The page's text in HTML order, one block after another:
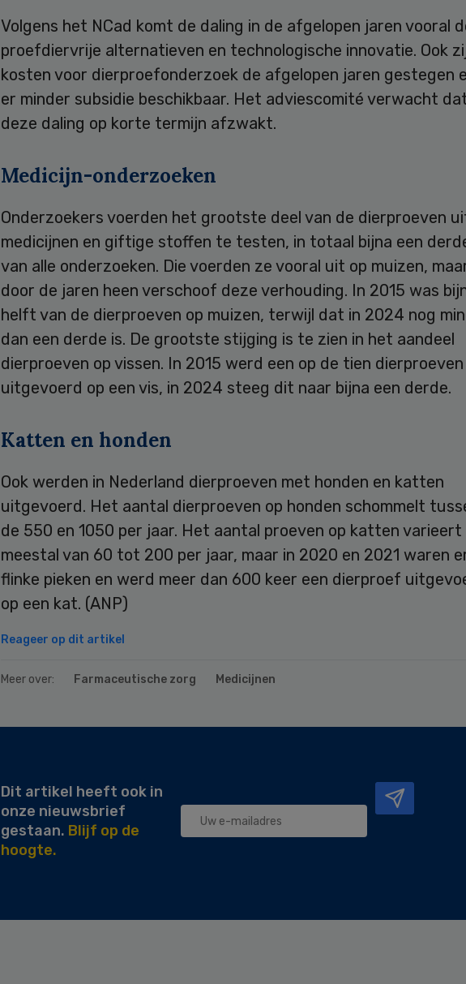
Volgens het NCad komt de daling in de afgelopen jaren vooral
proefdiervrije alternatieven en technologische innovatie. Ook
kosten voor dierproefonderzoek de afgelopen jaren gestegen
er minder subsidie beschikbaar. Het adviescomité verwacht
deze daling op korte termijn afzwakt.
Medicijn-onderzoeken
Onderzoekers voerden het grootste deel van de dierproeven
medicijnen en giftige stoffen te testen, in totaal bijna een
van alle onderzoeken. Die voerden ze vooral uit op muizen,
door de jaren heen verschoof deze verhouding. In 2015 was
helft van de dierproeven op muizen, terwijl dat in 2024 nog
dan een derde is. De grootste stijging is te zien in het aandeel
dierproeven op vissen. In 2015 werd een op de tien dierproeven
uitgevoerd op een vis, in 2024 steeg dit naar bijna een derde.
Katten en honden
Ook werden in Nederland dierproeven met honden en katten
uitgevoerd. Het aantal dierproeven op honden schommelt
de 550 en 1050 per jaar. Het aantal proeven op katten varieert
meestal van 60 tot 200 per jaar, maar in 2020 en 2021 waren
flinke pieken en werd meer dan 600 keer een dierproef
op een kat. (ANP)
Reageer op dit artikel
Meer over: Farmaceutische zorg Medicijnen
Dit artikel heeft ook in
onze nieuwsbrief
gestaan. Blijf op de
hoogte.